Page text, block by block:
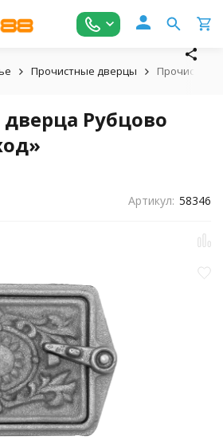
Прочистные дверцы Прочистная
Рубцово
Артикул: 58346